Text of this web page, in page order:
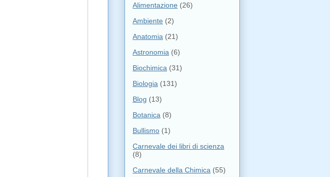
Alimentazione (26)
Ambiente (2)
Anatomia (21)
Astronomia (6)
Biochimica (31)
Biologia (131)
Blog (13)
Botanica (8)
Bullismo (1)
Carnevale dei libri di scienza
(8)
Carnevale della Chimica (55)